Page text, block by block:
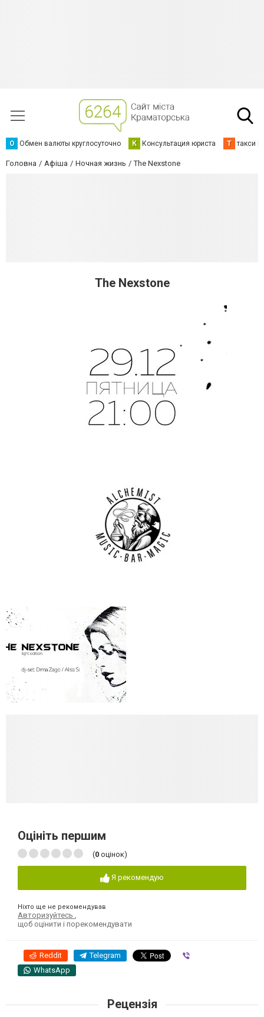
О Обмен валюты круглосуточно К Консультация юриста Т такси
Головна Афіша Ночная жизнь The Nexstone
The Nexstone
Оцініть першим
(0 оцінок)
Я рекомендую
Ніхто ще не рекомендував
Авторизуйтесь
щоб оцінити і порекомендувати
Reddit Telegram
WhatsApp
Рецензія